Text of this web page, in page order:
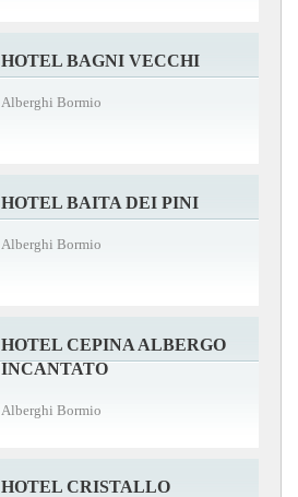
HOTEL BAGNI VECCHI
Alberghi Bormio
HOTEL BAITA DEI PINI
Alberghi Bormio
HOTEL CEPINA ALBERGO
INCANTATO
Alberghi Bormio
HOTEL CRISTALLO